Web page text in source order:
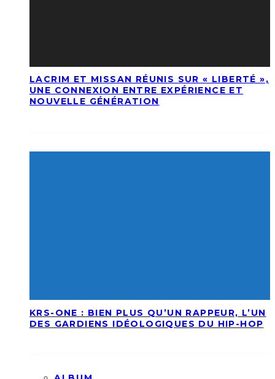
LACRIM ET MISSAN RÉUNIS SUR « LIBERTÉ »,
UNE CONNEXION ENTRE EXPÉRIENCE ET
NOUVELLE GÉNÉRATION
KRS-ONE : BIEN PLUS QU’UN RAPPEUR, L’UN
DES GARDIENS IDÉOLOGIQUES DU HIP-HOP